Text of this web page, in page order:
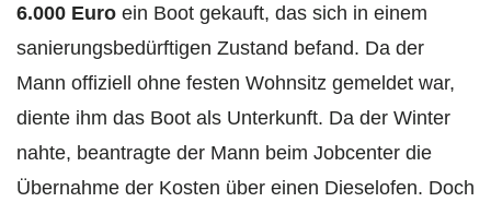
6.000 Euro ein Boot gekauft, das sich in einem
sanierungsbedürftigen Zustand befand. Da der
Mann offiziell ohne festen Wohnsitz gemeldet war,
diente ihm das Boot als Unterkunft. Da der Winter
nahte, beantragte der Mann beim Jobcenter die
Übernahme der Kosten über einen Dieselofen. Doch